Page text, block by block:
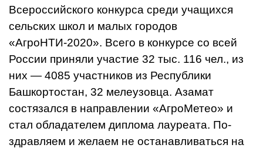
Всероссийского конкурса среди учащихся
сельских школ и ма­лых городов
«АгроНТИ-2020». Всего в конкурсе со всей
России приняли участие 32 тыс. 116 чел., из
них — 4085 участников из Республики
Башкорто­стан, 32 мелеузовца. Азамат
состязал­ся в направлении «АгроМетео» и
стал обладателем диплома лауреата. По­
здравляем и желаем не останавли­ваться на